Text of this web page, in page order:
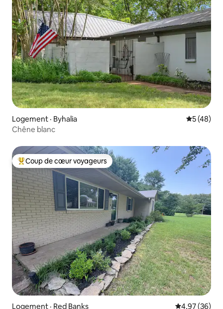
Logement · Byhalia Note
5 (48)
Chêne blanc
Coup de cœur voyageurs parmi les plus aimés
Coup de cœur voyageurs
Logement · Red Banks Note
4,97 (36)